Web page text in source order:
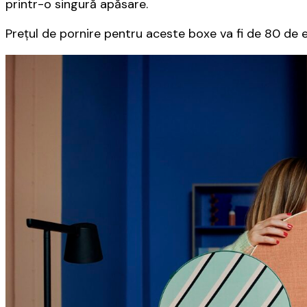
printr-o singură apăsare.
Preţul de pornire pentru aceste boxe va fi de 80 de